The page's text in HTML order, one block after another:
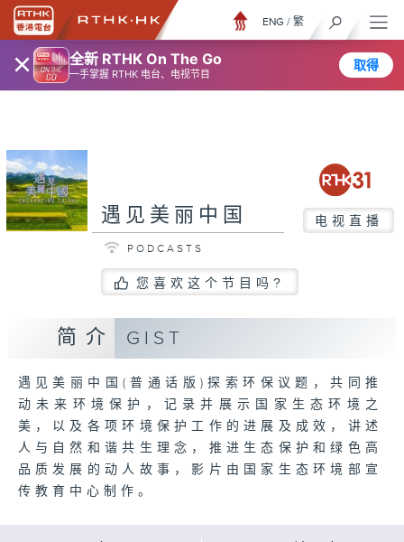
× 全新 RTHK On The Go
一手掌握 RTHK 电台、电视节目
取得
ENG / 繁
遇见美丽中国 电视直播
PODCASTS
您喜欢这个节目吗?
简介 GIST
遇见美丽中国(普通话版)探索环保议题，共同推
动未来环境保护，记录并展示国家生态环境之
美，以及各项环境保护工作的进展及成效，讲述
人与自然和谐共生理念，推进生态保护和绿色高
品质发展的动人故事，影片由国家生态环境部宣
传教育中心制作。